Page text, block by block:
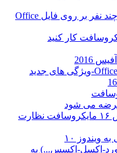
آموزش اشتراک و کار همزمان چند نفر بر روی فایل Office
2016
بیل گیتس شخصا بر پروژه آفیس ۱۶ مایکروسافت نظارت
۱۰
اکسل-اکسس...) به